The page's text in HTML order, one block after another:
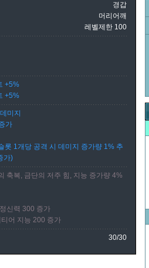
경갑
머리어깨
레벨제한 100
+5%
+5%
미지
가
롯 1개당 공격 시 데미지 증가량 1% 추
가)
축복, 금단의 저주 힘, 지능 증가량 4%
신력 300 증가
어 지능 200 증가
30/30